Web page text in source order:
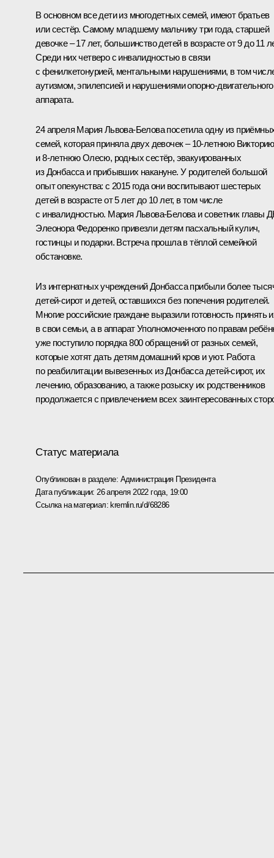
В основном все дети из многодетных семей, имеют братьев
или сестёр. Самому младшему мальчику три года, старшей
девочке – 17 лет, большинство детей в возрасте от 9 до 11
Среди них четверо с инвалидностью в связи
с фенилкетонурией, ментальными нарушениями, в том
аутизмом, эпилепсией и нарушениями опорно-двигательного
аппарата.
24 апреля Мария Львова-Белова посетила одну из
семей, которая приняла двух девочек – 10-летнюю Викторию
и 8-летнюю Олесю, родных сестёр, эвакуированных
из Донбасса и прибывших накануне. У родителей большой
опыт опекунства: с 2015 года они воспитывают шестерых
детей в возрасте от 5 лет до 10 лет, в том числе
с инвалидностью. Мария Львова-Белова и советник главы
Элеонора Федоренко привезли детям пасхальный кулич,
гостинцы и подарки. Встреча прошла в тёплой семейной
обстановке.
Из интернатных учреждений Донбасса прибыли более
детей-сирот и детей, оставшихся без попечения родителей.
Многие российские граждане выразили готовность принять
в свои семьи, а в аппарат Уполномоченного по правам
уже поступило порядка 800 обращений от разных семей,
которые хотят дать детям домашний кров и уют. Работа
по реабилитации вывезенных из Донбасса детей-сирот, их
лечению, образованию, а также розыску их родственников
продолжается с привлечением всех заинтересованных
Статус материала
Опубликован в разделе: Администрация Президента
Дата публикации: 26 апреля 2022 года, 19:00
Ссылка на материал: kremlin.ru/d/68286